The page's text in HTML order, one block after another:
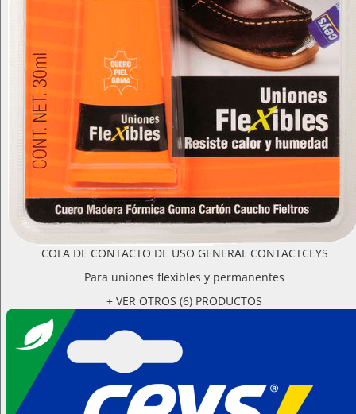
COLA DE CONTACTO DE USO GENERAL CONTACTCEYS
Para uniones flexibles y permanentes
+ VER OTROS (6) PRODUCTOS